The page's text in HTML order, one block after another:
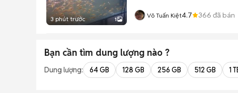
3 phút trước 1 Võ Tuấn Kiệt4.7 366 đã bán
Bạn cần tìm dung lượng nào ?
Dung lượng: 64 GB 128 GB 256 GB 512 GB 1